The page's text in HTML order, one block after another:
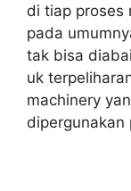
di tiap proses
pada
tak bisa
uk
machinery
dipergunakan